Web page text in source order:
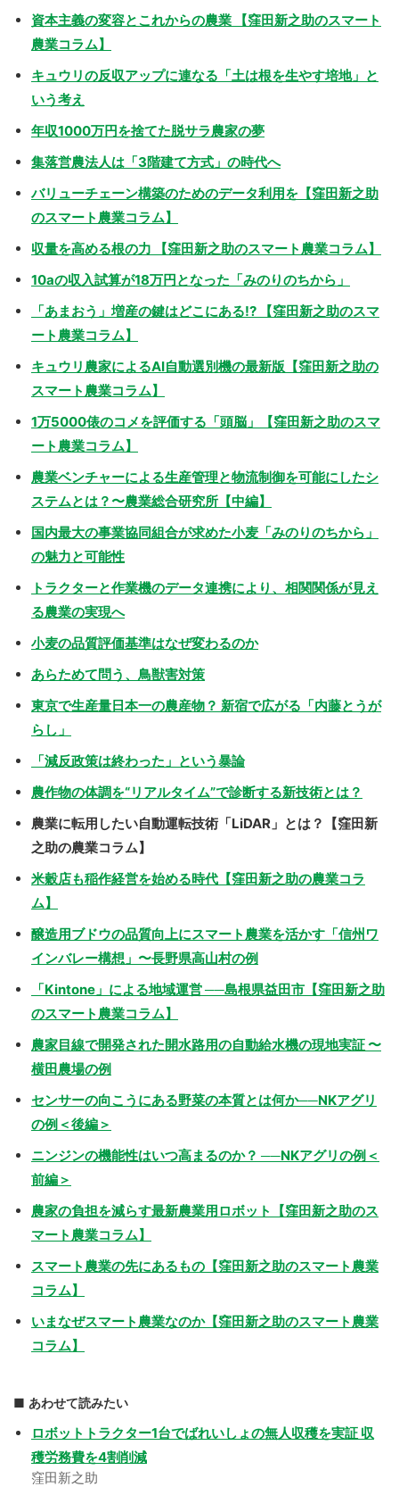
資本主義の変容とこれからの農業 【窪田新之助のスマート
農業コラム】
キュウリの反収アップに連なる「土は根を生やす培地」と
いう考え
年収1000万円を捨てた脱サラ農家の夢
集落営農法人は「3階建て方式」の時代へ
バリューチェーン構築のためのデータ利用を【窪田新之助
のスマート農業コラム】
収量を高める根の力 【窪田新之助のスマート農業コラム】
10aの収入試算が18万円となった「みのりのちから」
「あまおう」増産の鍵はどこにある!? 【窪田新之助のスマ
ート農業コラム】
キュウリ農家によるAI自動選別機の最新版【窪田新之助の
スマート農業コラム】
1万5000俵のコメを評価する「頭脳」【窪田新之助のスマ
ート農業コラム】
農業ベンチャーによる生産管理と物流制御を可能にしたシ
ステムとは？〜農業総合研究所【中編】
国内最大の事業協同組合が求めた小麦「みのりのちから」
の魅力と可能性
トラクターと作業機のデータ連携により、相関関係が見え
る農業の実現へ
小麦の品質評価基準はなぜ変わるのか
あらためて問う、鳥獣害対策
東京で生産量日本一の農産物？ 新宿で広がる「内藤とうが
らし」
「減反政策は終わった」という暴論
農作物の体調を“リアルタイム”で診断する新技術とは？
農業に転用したい自動運転技術「LiDAR」とは？【窪田新
之助の農業コラム】
米穀店も稲作経営を始める時代【窪田新之助の農業コラ
ム】
醸造用ブドウの品質向上にスマート農業を活かす「信州ワ
インバレー構想」〜長野県高山村の例
「Kintone」による地域運営 ──島根県益田市【窪田新之助
のスマート農業コラム】
農家目線で開発された開水路用の自動給水機の現地実証 〜
横田農場の例
センサーの向こうにある野菜の本質とは何か──NKアグリ
の例＜後編＞
ニンジンの機能性はいつ高まるのか？ ──NKアグリの例＜
前編＞
農家の負担を減らす最新農業用ロボット【窪田新之助のス
マート農業コラム】
スマート農業の先にあるもの【窪田新之助のスマート農業
コラム】
いまなぜスマート農業なのか【窪田新之助のスマート農業
コラム】
あわせて読みたい
ロボットトラクター1台でばれいしょの無人収穫を実証 収
穫労務費を4割削減
窪田新之助